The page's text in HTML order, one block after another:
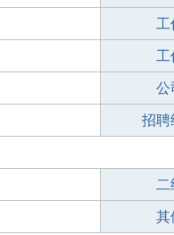
工
工
公
招聘
其